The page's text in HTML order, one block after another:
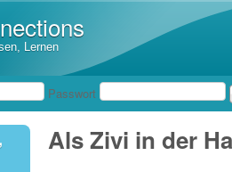
Lernen
Passwort
Als Zivi in der